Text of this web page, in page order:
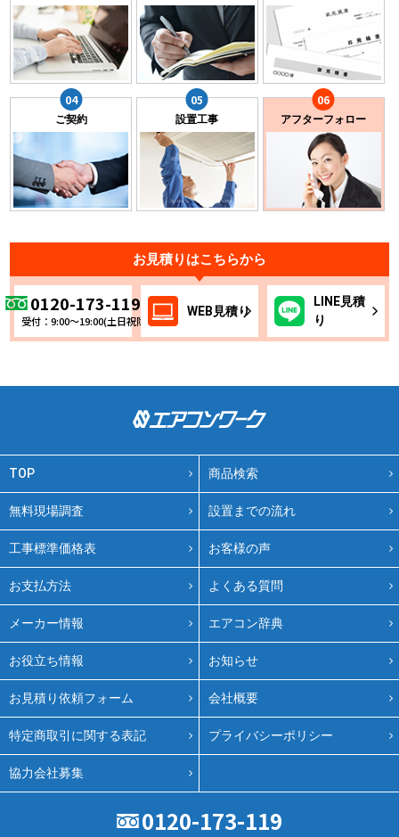
ご契約 設置工事 アフターフォロー
お見積りはこちらから
0120-173-119
受付：9:00～19:00(土日祝除く)
WEB 見積り
LINE見積
り
TOP 商品検索
無料現場調査 設置までの流れ
工事標準価格表 お客様の声
お支払方法 よくある質問
メーカー情報 エアコン辞典
お役立ち情報 お知らせ
お見積り依頼フォーム 会社概要
特定商取引に関する表記 プライバシーポリシー
協力会社募集
0120-173-119